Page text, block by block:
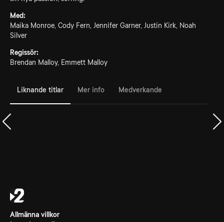
Med:
Maika Monroe, Cody Fern, Jennifer Garner, Justin Kirk, Noah
Silver
Regissör:
Brendan Malloy, Emmett Malloy
Liknande titlar Mer info Medverkande
Allmänna villkor